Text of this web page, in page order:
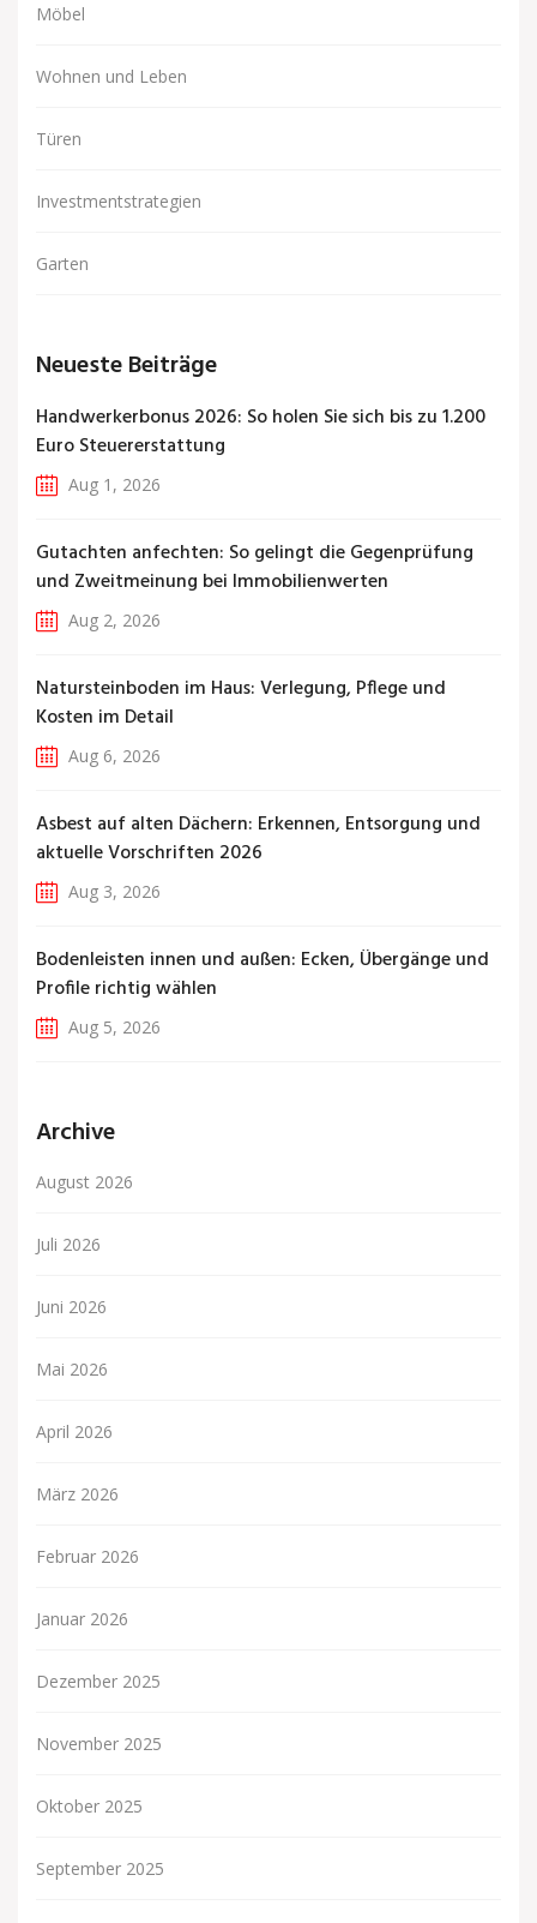
Möbel
Wohnen und Leben
Türen
Investmentstrategien
Garten
Neueste Beiträge
Handwerkerbonus 2026: So holen Sie sich bis zu 1.200
Euro Steuererstattung
Aug 1, 2026
Gutachten anfechten: So gelingt die Gegenprüfung
und Zweitmeinung bei Immobilienwerten
Aug 2, 2026
Natursteinboden im Haus: Verlegung, Pflege und
Kosten im Detail
Aug 6, 2026
Asbest auf alten Dächern: Erkennen, Entsorgung und
aktuelle Vorschriften 2026
Aug 3, 2026
Bodenleisten innen und außen: Ecken, Übergänge und
Profile richtig wählen
Aug 5, 2026
Archive
August 2026
Juli 2026
Juni 2026
Mai 2026
April 2026
März 2026
Februar 2026
Januar 2026
Dezember 2025
November 2025
Oktober 2025
September 2025